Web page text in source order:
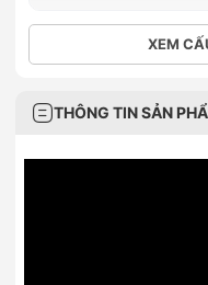
XEM
THÔNG TIN SẢN